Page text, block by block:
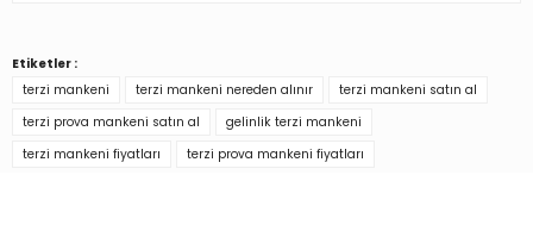
Etiketler :
terzi mankeni
terzi mankeni nereden alınır
terzi mankeni satın al
terzi prova mankeni satın al
gelinlik terzi mankeni
terzi mankeni fiyatları
terzi prova mankeni fiyatları